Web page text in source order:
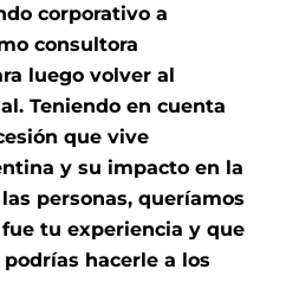
corporativo a
consultora
luego volver al
Teniendo en cuenta
que vive
y su impacto en la
personas, queríamos
tu experiencia y que
hacerle a los